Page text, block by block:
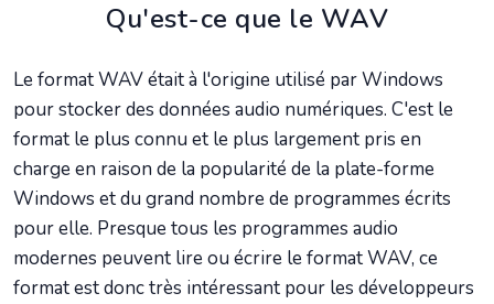
Qu'est-ce que le WAV
Le format WAV était à l'origine utilisé par Windows
pour stocker des données audio numériques. C'est le
format le plus connu et le plus largement pris en
charge en raison de la popularité de la plate-forme
Windows et du grand nombre de programmes écrits
pour elle. Presque tous les programmes audio
modernes peuvent lire ou écrire le format WAV, ce
format est donc très intéressant pour les développeurs